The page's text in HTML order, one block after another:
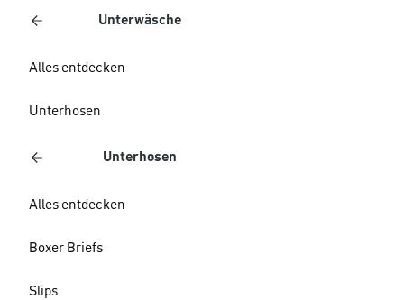
Unterwäsche
Alles entdecken
Unterhosen
Unterhosen
Alles entdecken
Boxer Briefs
Slips